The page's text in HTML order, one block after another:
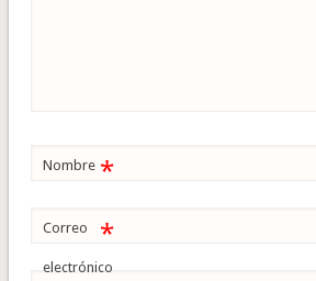
Nombre *
Correo
electrónico
*